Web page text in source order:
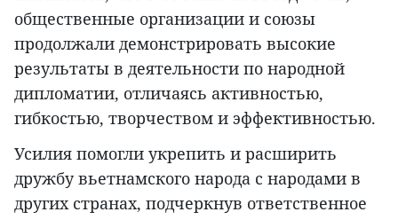
общественные организации и союзы
продолжали демонстрировать высокие
результаты в деятельности по народной
дипломатии, отличаясь активностью,
гибкостью, творчеством и эффективностью.
Усилия помогли укрепить и расширить
дружбу вьетнамского народа с народами в
других странах, подчеркнув ответственное